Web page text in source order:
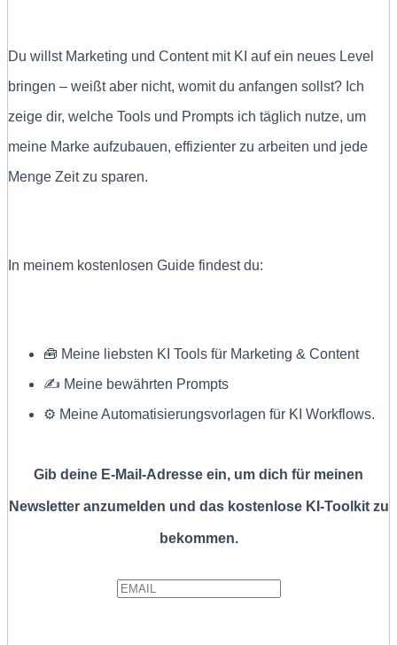
Du willst Marketing und Content mit KI auf ein neues Level
bringen – weißt aber nicht, womit du anfangen sollst? Ich
zeige dir, welche Tools und Prompts ich täglich nutze, um
meine Marke aufzubauen, effizienter zu arbeiten und jede
Menge Zeit zu sparen.
In meinem kostenlosen Guide findest du:
🧰 Meine liebsten KI Tools für Marketing & Content
✍ Meine bewährten Prompts
⚙️ Meine Automatisierungsvorlagen für KI Workflows.
Gib deine E-Mail-Adresse ein, um dich für meinen
Newsletter anzumelden und das kostenlose KI-Toolkit zu
bekommen.